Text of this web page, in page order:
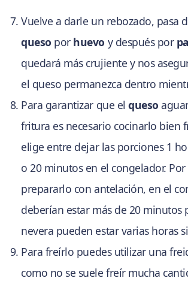
Vuelve a darle un rebozado, pasa
queso por huevo y después por
quedará más crujiente y nos
el queso permanezca dentro
Para garantizar que elqueso
fritura es necesario cocinarlo bien
elige entre dejar las porciones 1
o 20 minutos en el congelador.
prepararlo con antelación, en el
deberían estar más de 20 minutos
nevera pueden estar varias horas
Para freírlo puedes utilizar una
como no se suele freír mucha